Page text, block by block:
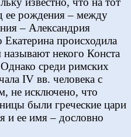
ее рождения – между
– Александрия
Екатерина происходила
называют некого Конста
среди римских
IV вв. человека с
не исключено, что
были греческие цари
и ее имя – дословно